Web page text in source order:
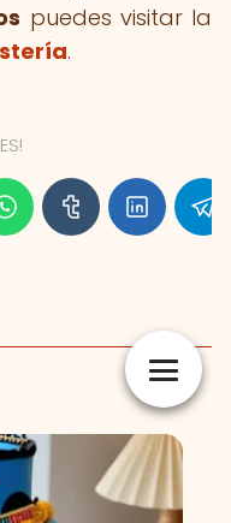
puedes visitar la
.